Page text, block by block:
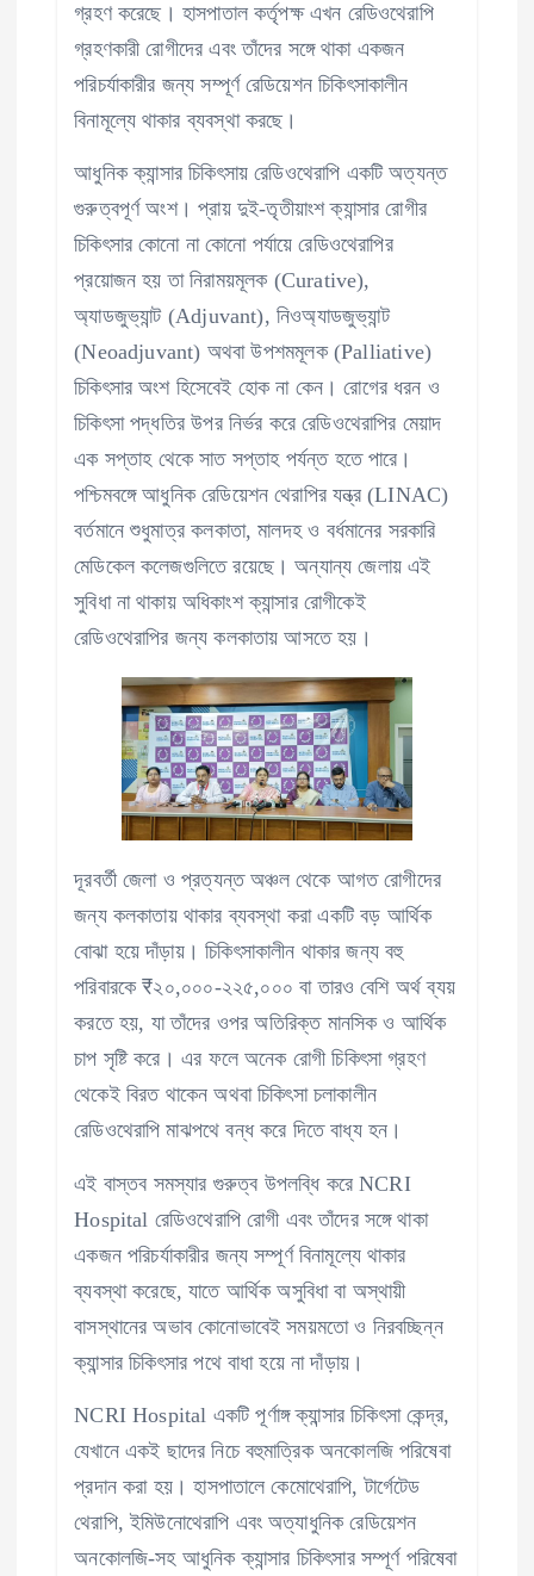
গ্রহণ করেছে। হাসপাতাল কর্তৃপক্ষ এখন রেডিওথেরাপি
গ্রহণকারী রোগীদের এবং তাঁদের সঙ্গে থাকা একজন
পরিচর্যাকারীর জন্য সম্পূর্ণ রেডিয়েশন চিকিৎসাকালীন
বিনামূল্যে থাকার ব্যবস্থা করছে।
আধুনিক ক্যান্সার চিকিৎসায় রেডিওথেরাপি একটি অত্যন্ত
গুরুত্বপূর্ণ অংশ। প্রায় দুই-তৃতীয়াংশ ক্যান্সার রোগীর
চিকিৎসার কোনো না কোনো পর্যায়ে রেডিওথেরাপির
প্রয়োজন হয় তা নিরাময়মূলক (Curative),
অ্যাডজুভ্যান্ট (Adjuvant), নিওঅ্যাডজুভ্যান্ট
(Neoadjuvant) অথবা উপশমমূলক (Palliative)
চিকিৎসার অংশ হিসেবেই হোক না কেন। রোগের ধরন ও
চিকিৎসা পদ্ধতির উপর নির্ভর করে রেডিওথেরাপির মেয়াদ
এক সপ্তাহ থেকে সাত সপ্তাহ পর্যন্ত হতে পারে।
পশ্চিমবঙ্গে আধুনিক রেডিয়েশন থেরাপির যন্ত্র (LINAC)
বর্তমানে শুধুমাত্র কলকাতা, মালদহ ও বর্ধমানের সরকারি
মেডিকেল কলেজগুলিতে রয়েছে। অন্যান্য জেলায় এই
সুবিধা না থাকায় অধিকাংশ ক্যান্সার রোগীকেই
রেডিওথেরাপির জন্য কলকাতায় আসতে হয়।
দূরবর্তী জেলা ও প্রত্যন্ত অঞ্চল থেকে আগত রোগীদের
জন্য কলকাতায় থাকার ব্যবস্থা করা একটি বড় আর্থিক
বোঝা হয়ে দাঁড়ায়। চিকিৎসাকালীন থাকার জন্য বহু
পরিবারকে ₹২০,০০০-২২৫,০০০ বা তারও বেশি অর্থ ব্যয়
করতে হয়, যা তাঁদের ওপর অতিরিক্ত মানসিক ও আর্থিক
চাপ সৃষ্টি করে। এর ফলে অনেক রোগী চিকিৎসা গ্রহণ
থেকেই বিরত থাকেন অথবা চিকিৎসা চলাকালীন
রেডিওথেরাপি মাঝপথে বন্ধ করে দিতে বাধ্য হন।
এই বাস্তব সমস্যার গুরুত্ব উপলব্ধি করে NCRI
Hospital রেডিওথেরাপি রোগী এবং তাঁদের সঙ্গে থাকা
একজন পরিচর্যাকারীর জন্য সম্পূর্ণ বিনামূল্যে থাকার
ব্যবস্থা করেছে, যাতে আর্থিক অসুবিধা বা অস্থায়ী
বাসস্থানের অভাব কোনোভাবেই সময়মতো ও নিরবচ্ছিন্ন
ক্যান্সার চিকিৎসার পথে বাধা হয়ে না দাঁড়ায়।
NCRI Hospital একটি পূর্ণাঙ্গ ক্যান্সার চিকিৎসা কেন্দ্র,
যেখানে একই ছাদের নিচে বহুমাত্রিক অনকোলজি পরিষেবা
প্রদান করা হয়। হাসপাতালে কেমোথেরাপি, টার্গেটেড
থেরাপি, ইমিউনোথেরাপি এবং অত্যাধুনিক রেডিয়েশন
অনকোলজি-সহ আধুনিক ক্যান্সার চিকিৎসার সম্পূর্ণ পরিষেবা